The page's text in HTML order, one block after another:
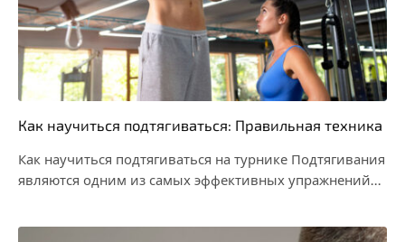
Как научиться подтягиваться: Правильная техника
Как научиться подтягиваться на турнике Подтягивания
являются одним из самых эффективных упражнений